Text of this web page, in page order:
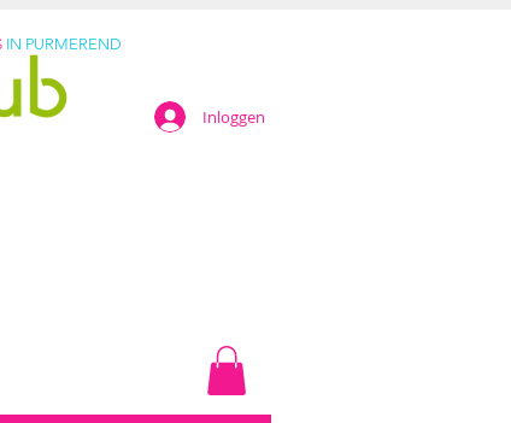
IN PURMEREND
Inloggen